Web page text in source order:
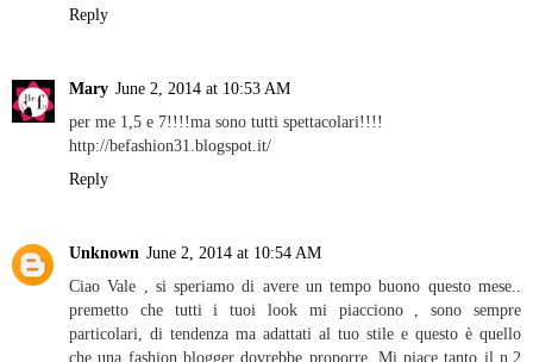
Reply
Mary June 2, 2014 at 10:53 AM
per me 1,5 e 7!!!!ma sono tutti spettacolari!!!!
http://befashion31.blogspot.it/
Reply
Unknown June 2, 2014 at 10:54 AM
Ciao Vale , si speriamo di avere un tempo buono questo mese..
premetto che tutti i tuoi look mi piacciono , sono sempre
particolari, di tendenza ma adattati al tuo stile e questo è quello
che una fashion blogger dovrebbe proporre. Mi piace tanto il n.2